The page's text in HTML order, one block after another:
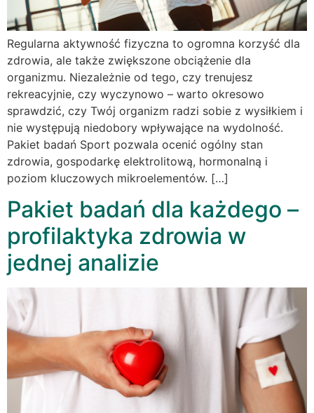
Regularna aktywność fizyczna to ogromna korzyść dla
zdrowia, ale także zwiększone obciążenie dla
organizmu. Niezależnie od tego, czy trenujesz
rekreacyjnie, czy wyczynowo – warto okresowo
sprawdzić, czy Twój organizm radzi sobie z wysiłkiem i
nie występują niedobory wpływające na wydolność.
Pakiet badań Sport pozwala ocenić ogólny stan
zdrowia, gospodarkę elektrolitową, hormonalną i
poziom kluczowych mikroelementów. […]
Pakiet badań dla każdego –
profilaktyka zdrowia w
jednej analizie